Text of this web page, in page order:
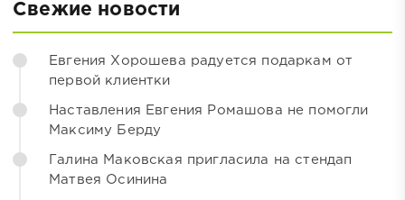
Свежие новости
Евгения Хорошева радуется подаркам от
первой клиентки
Наставления Евгения Ромашова не помогли
Максиму Берду
Галина Маковская пригласила на стендап
Матвея Осинина